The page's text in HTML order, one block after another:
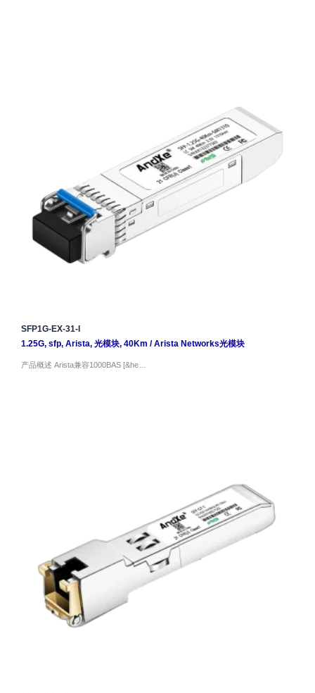
SFP1G-EX-31-I
1.25G, sfp, Arista, 光模块, 40Km /Arista Networks光模块
产品概述 Arista兼容1000BAS [&he…